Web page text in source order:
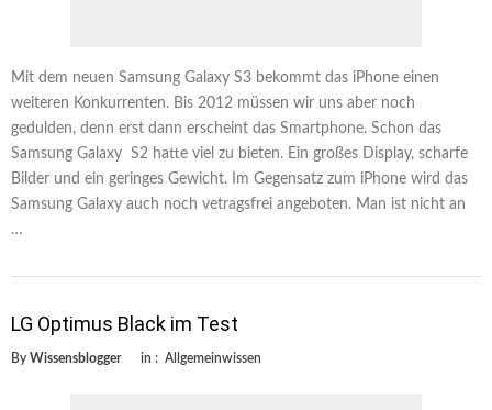
Mit dem neuen Samsung Galaxy S3 bekommt das iPhone einen
weiteren Konkurrenten. Bis 2012 müssen wir uns aber noch
gedulden, denn erst dann erscheint das Smartphone. Schon das
Samsung Galaxy S2 hatte viel zu bieten. Ein großes Display, scharfe
Bilder und ein geringes Gewicht. Im Gegensatz zum iPhone wird das
Samsung Galaxy auch noch vetragsfrei angeboten. Man ist nicht an
…
LG Optimus Black im Test
By Wissensblogger in : Allgemeinwissen